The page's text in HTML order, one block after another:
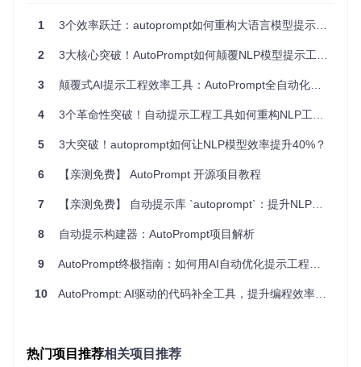
限，很难在庞大的提示空间中找到最优解。autoprompt采用了
实验室"。
在这个实验室中，autoprompt通过与环境（特定的NLP任务）
最终进化出最适应任务需求的提示。这种方法借鉴了Evolved
提示空间。
这张图片展示了autoprompt使用的提示模板结构。模板由任务
输入（Task Inputs）、触发标记（Trigger Tokens）和预测标
toprompt能够更系统地生成和优化提示。
实战案例：autoprompt在行业中的创新应用
应对复杂的用户问题。某电商平台引入autoprompt后，通过自
动化生成提示，使机器人能够更好地理解用户意图，提高了问
1 3个效率跃迁：autoprompt如何重构大语言模型提示工程
2 3大核心突破！AutoPrompt如何颠覆NLP模型提示工程？
3 颠覆式AI提示工程效率工具：AutoPrompt全自动化NLP模型调优方案
4 3个革命性突破！自动提示工程工具如何重构NLP工作流
5 3大突破！autoprompt如何让NLP模型效率提升40%？
6 【亲测免费】 AutoPrompt 开源项目教程
7 【亲测免费】 自动提示库 `autoprompt`：提升NLP模型效率的新工具
8 自动提示构建器：AutoPrompt项目解析
9 AutoPrompt终极指南：如何用AI自动优化提示工程，提升模型性能90%
10 AutoPrompt: AI驱动的代码补全工具，提升编程效率的新利器！
热门项目推荐相关项目推荐